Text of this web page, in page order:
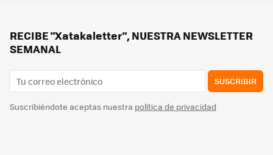
RECIBE "Xatakaletter", NUESTRA NEWSLETTER
SEMANAL
SUSCRIBIR
Suscribiéndote aceptas nuestra política de privacidad